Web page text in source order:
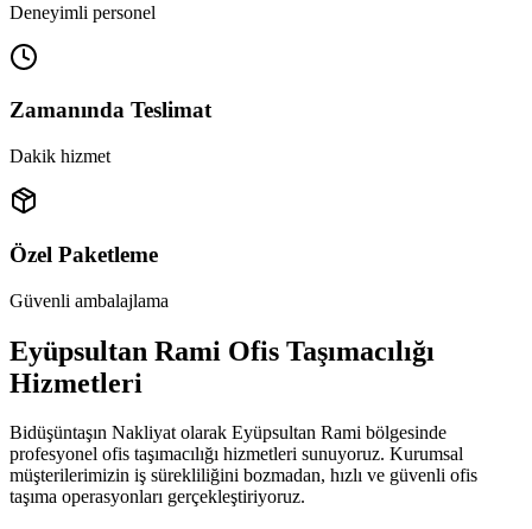
Deneyimli personel
Zamanında Teslimat
Dakik hizmet
Özel Paketleme
Güvenli ambalajlama
Eyüpsultan Rami Ofis Taşımacılığı
Hizmetleri
Bidüşüntaşın Nakliyat olarak Eyüpsultan Rami bölgesinde
profesyonel ofis taşımacılığı hizmetleri sunuyoruz. Kurumsal
müşterilerimizin iş sürekliliğini bozmadan, hızlı ve güvenli ofis
taşıma operasyonları gerçekleştiriyoruz.